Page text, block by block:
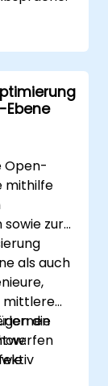
Ebene
Open-
mithilfe
zur
als auch
die